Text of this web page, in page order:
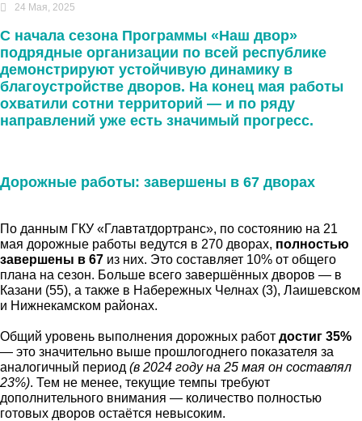
24 Мая, 2025
С начала сезона Программы «Наш двор»
подрядные организации по всей республике
демонстрируют устойчивую динамику в
благоустройстве дворов. На конец мая работы
охватили сотни территорий — и по ряду
направлений уже есть значимый прогресс.
Дорожные работы: завершены в 67 дворах
По данным ГКУ «Главтатдортранс», по состоянию на 21
мая дорожные работы ведутся в 270 дворах, полностью
завершены в 67 из них. Это составляет 10% от общего
плана на сезон. Больше всего завершённых дворов — в
Казани (55), а также в Набережных Челнах (3), Лаишевском
и Нижнекамском районах.
Общий уровень выполнения дорожных работ достиг 35%
— это значительно выше прошлогоднего показателя за
аналогичный период (в 2024 году на 25 мая он составлял
23%). Тем не менее, текущие темпы требуют
дополнительного внимания — количество полностью
готовых дворов остаётся невысоким.